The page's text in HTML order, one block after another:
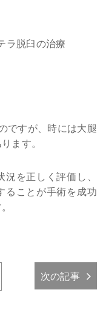
ですが、時には大腿
ます。
を正しく評価し、
ることが手術を成功
次の記事